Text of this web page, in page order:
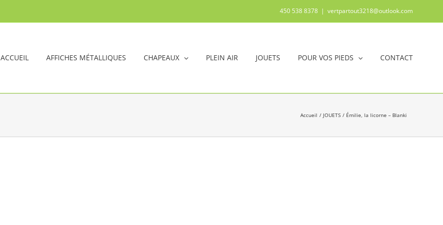
450 538 8378 | vertpartout3218@outlook.com
ACCUEIL AFFICHES MÉTALLIQUES CHAPEAUX PLEIN AIR JOUETS POUR VOS PIEDS CONTACT
Accueil JOUETS Émilie, la licorne – Blanki